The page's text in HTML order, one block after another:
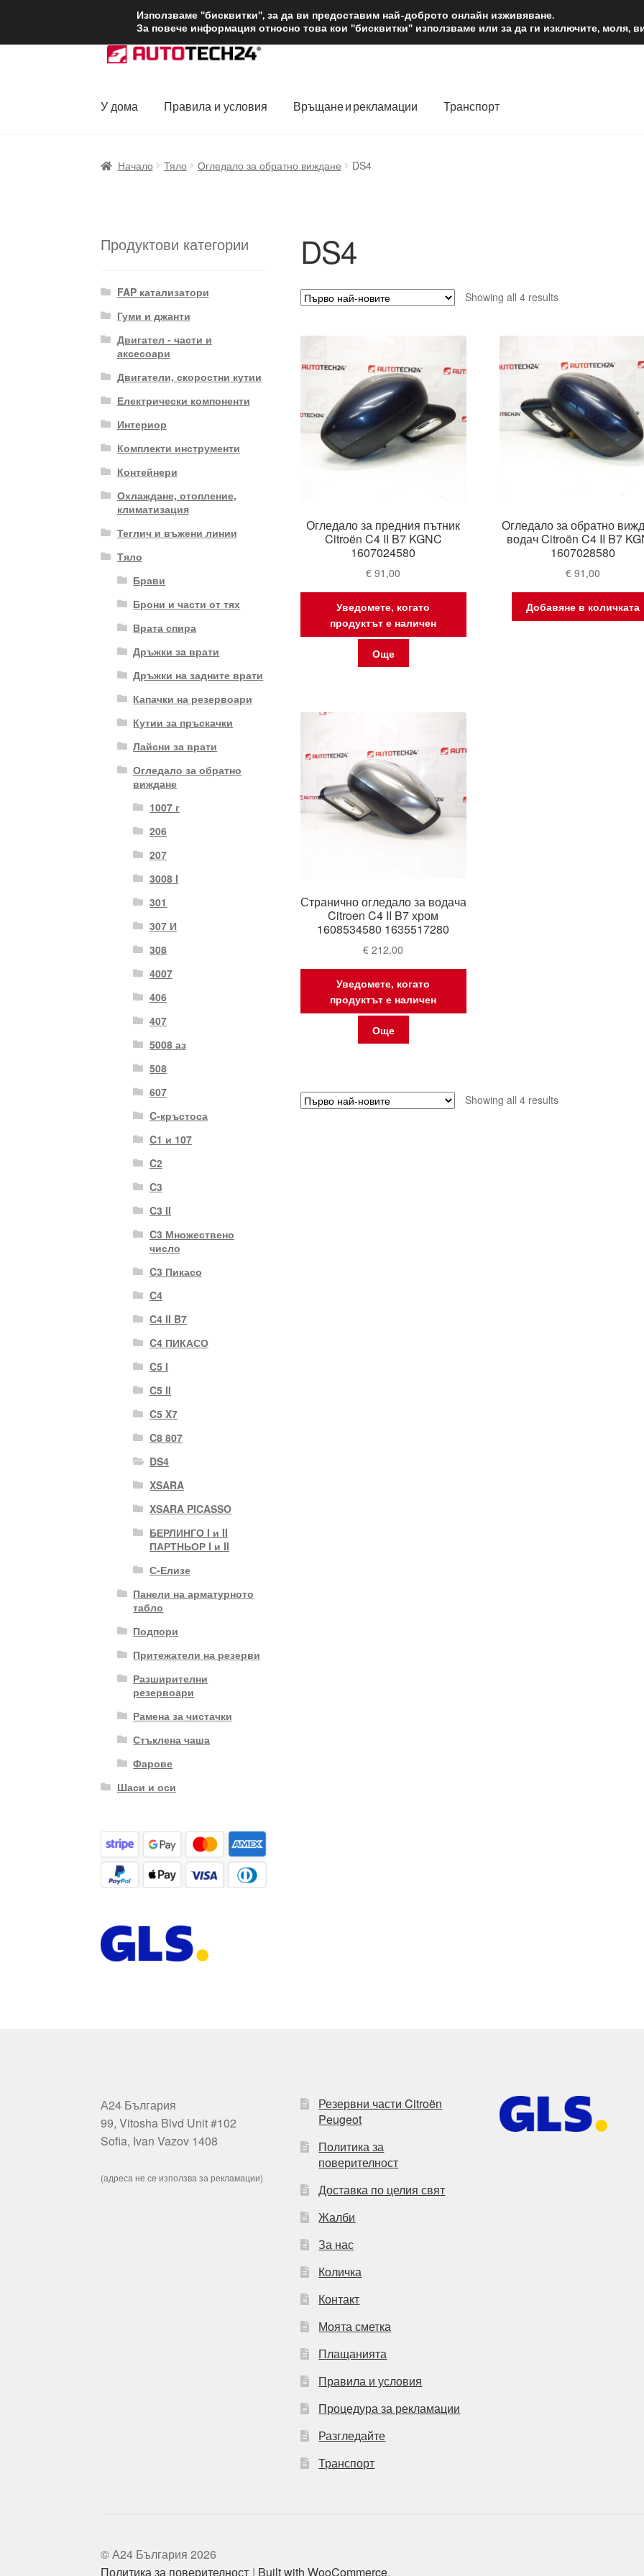
ДОСТАВКА от 12 лв.
Skip
to
Skip
to
У дома
Правила и условия Връщане и рекламации Транспорт
Начало Тяло Огледало за обратно виждане DS4
DS4
Showing all 4 resultsSorted
Огледало за предния пътник
Citroën C4 II B7 KGNC
1607024580
€ 91,00
Уведомете, когато
продуктът е наличен
Още
Огледало за обратно
водач Citroën C4 II B7
1607028580
€91,00
Добавяне в количката
Странично огледало за водача
Citroen C4 II B7 хром
1608534580 1635517280
€ 212,00
Уведомете, когато
продуктът е наличен
Още
Showing all 4 resultsSorted
Продуктови категории
FAP катализатори
Гуми и джанти
Двигател - части и
аксесоари
Двигатели, скоростни кутии
Електрически компоненти
Интериор
Комплекти инструменти
Контейнери
Охлаждане, отопление,
климатизация
Теглич и въжени линии
Тяло
Брави
Брони и части от тях
Врата спира
Дръжки за врати
Дръжки на задните врати
Капачки на резервоари
Кутии за пръскачки
Лайсни за врати
Огледало за обратно
виждане
1007 г
206
207
3008 I
301
307 И
308
4007
406
407
5008 аз
508
607
C-кръстоса
C1 и 107
C2
C3
C3 II
C3 Множествено
число
C3 Пикасо
C4
C4 II B7
C4 ПИКАСО
C5 I
C5 II
C5 X7
C8 807
DS4
XSARA
XSARA PICASSO
БЕРЛИНГО I и II
ПАРТНЬОР I и II
С-Елизе
Панели на арматурното
табло
Подпори
Притежатели на резерви
Разширителни
резервоари
Рамена за чистачки
Стъклена чаша
Фарове
Шаси и оси
А24 България
99, Vitosha Blvd Unit #102
Sofia, Ivan Vazov 1408
(адреса не се използва за рекламации)
Резервни части Citroën
Peugeot
Политика за
поверителност
Доставка по целия свят
Жалби
За нас
Количка
Контакт
Моята сметка
Плащанията
Правила и условия
Процедура за рекламации
Разгледайте
Транспорт
© А24 България 2026
Политика за поверителност
Built with WooCommerce.
Използваме "бисквитки", за да ви предоставим най-доброто онлайн изживяване.
За повече информация относно това кои "бисквитки" използваме или за да ги изключите, моля,